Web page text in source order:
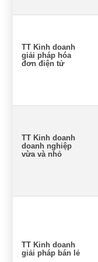
TT Kinh doanh
giải pháp hóa
đơn điện tử
TT Kinh doanh
doanh nghiệp
vừa và nhỏ
TT Kinh doanh
giải pháp bán lẻ